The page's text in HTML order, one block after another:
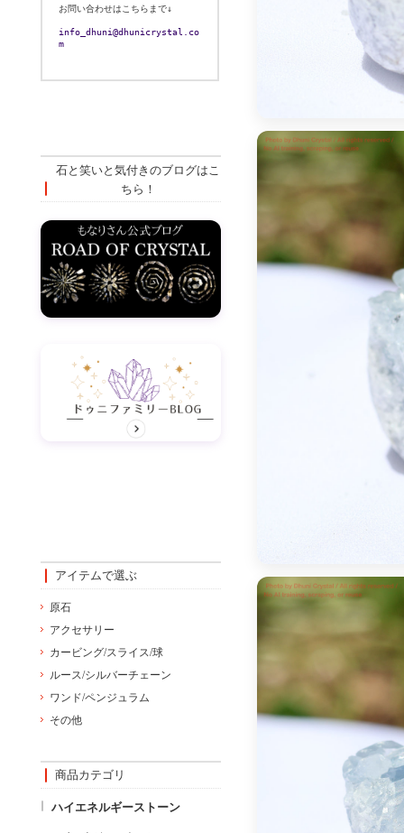
お問い合わせはこちらまで↓
info_dhuni@dhunicrystal.co
m
石と笑いと気付きのブログはこ
ちら！
アイテムで選ぶ
原石
アクセサリー
カービング/スライス/球
ルース/シルバーチェーン
ワンド/ペンジュラム
その他
商品カテゴリ
ハイエネルギーストーン